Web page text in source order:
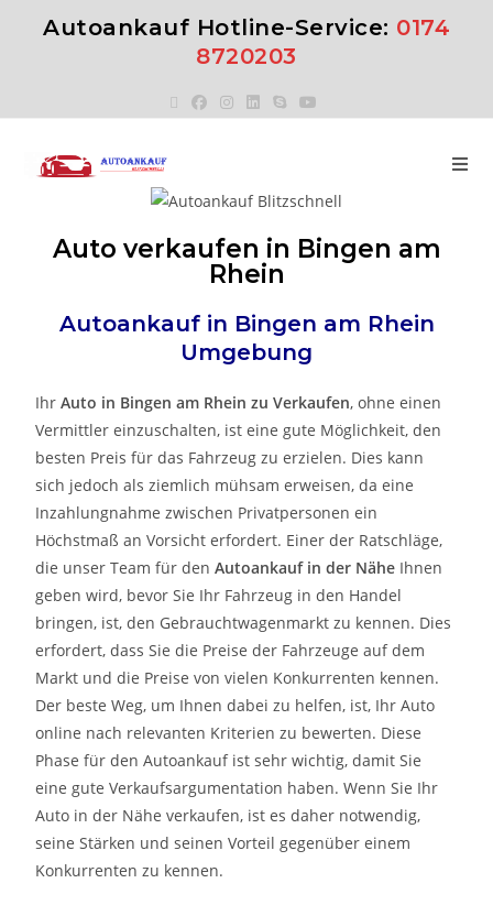
Autoankauf Hotline-Service: 0174
8720203
Auto verkaufen in Bingen am
Rhein
Autoankauf in Bingen am Rhein
Umgebung
IhrAuto in Bingen am RheinzuVerkaufen, ohne einen
Vermittler einzuschalten, ist eine gute Möglichkeit, den
besten Preis für das Fahrzeug zu erzielen. Dies kann
sich jedoch als ziemlich mühsam erweisen, da eine
Inzahlungnahme zwischen Privatpersonen ein
Höchstmaß an Vorsicht erfordert. Einer der Ratschläge,
die unser Team für denAutoankauf in der Nähe Ihnen
geben wird, bevor Sie Ihr Fahrzeug in den Handel
bringen, ist, den Gebrauchtwagenmarkt zu kennen. Dies
erfordert, dass Sie die Preise der Fahrzeuge auf dem
Markt und die Preise von vielen Konkurrenten kennen.
Der beste Weg, um Ihnen dabei zu helfen, ist, Ihr Auto
online nach relevanten Kriterien zu bewerten. Diese
Phase für den Autoankauf ist sehr wichtig, damit Sie
eine gute Verkaufsargumentation haben. Wenn Sie Ihr
Auto in der Nähe verkaufen, ist es daher notwendig,
seine Stärken und seinen Vorteil gegenüber einem
Konkurrenten zu kennen.